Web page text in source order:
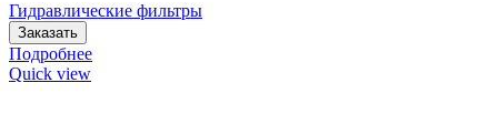
Гидравлические фильтры
Заказать
Подробнее
Quick view